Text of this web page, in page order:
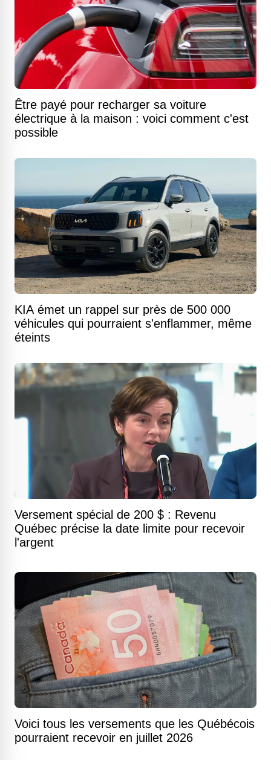
Être payé pour recharger sa voiture
électrique à la maison : voici comment c'est
possible
KIA émet un rappel sur près de 500 000
véhicules qui pourraient s'enflammer, même
éteints
Versement spécial de 200 $ : Revenu
Québec précise la date limite pour recevoir
l'argent
Voici tous les versements que les Québécois
pourraient recevoir en juillet 2026